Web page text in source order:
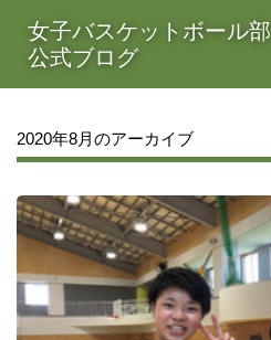
女子バスケットボール部
公式ブログ
2020年8月のアーカイブ